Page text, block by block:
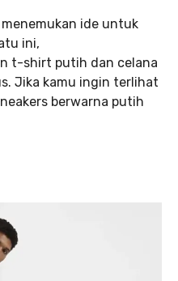
ide untuk
ini,
t-shirt putih dan celana
Jika kamu ingin terlihat
berwarna putih